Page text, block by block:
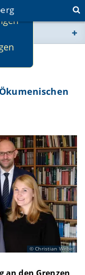
Christian Weber